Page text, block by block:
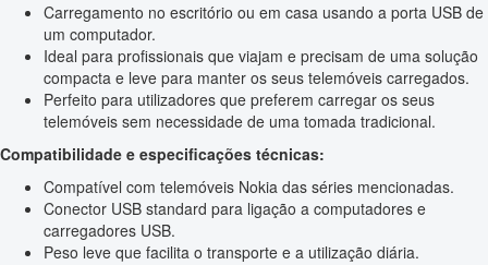
Carregamento no escritório ou em casa usando a porta USB de
um computador.
Ideal para profissionais que viajam e precisam de uma solução
compacta e leve para manter os seus telemóveis carregados.
Perfeito para utilizadores que preferem carregar os seus
telemóveis sem necessidade de uma tomada tradicional.
Compatibilidade e especificações técnicas:
Compatível com telemóveis Nokia das séries mencionadas.
Conector USB standard para ligação a computadores e
carregadores USB.
Peso leve que facilita o transporte e a utilização diária.